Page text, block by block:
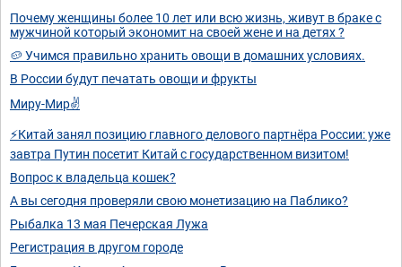
Почему женщины более 10 лет или всю жизнь, живут в браке с
мужчиной который экономит на своей жене и на детях ?
🥔 Учимся правильно хранить овощи в домашних условиях.
В России будут печатать овощи и фрукты
Миру-Мир✌️
⚡Китай занял позицию главного делового партнёра России: уже
завтра Путин посетит Китай с государственном визитом!
Вопрос к владельца кошек?
А вы сегодня проверяли свою монетизацию на Паблико?
Рыбалка 13 мая Печерская Лужа
Регистрация в другом городе